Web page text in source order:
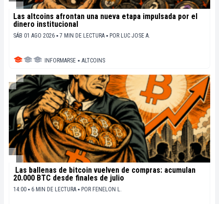
Las altcoins afrontan una nueva etapa impulsada por el
dinero institucional
SÁB 01 AGO 2026 ▪ 7 MIN DE LECTURA ▪ POR LUC JOSE A.
INFORMARSE ▪ ALTCOINS
Las ballenas de bitcoin vuelven de compras: acumulan
20.000 BTC desde finales de julio
14:00 ▪ 6 MIN DE LECTURA ▪ POR FENELON L.